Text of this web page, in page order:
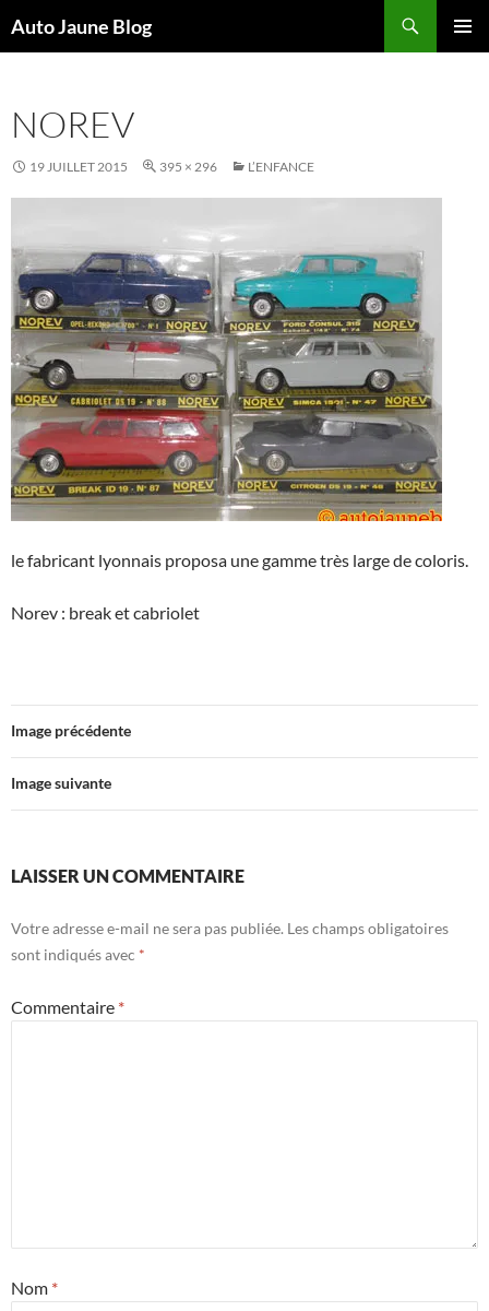
Auto Jaune Blog
NOREV
19 JUILLET 2015 395 × 296 L’ENFANCE
le fabricant lyonnais proposa une gamme très large de coloris.
Norev : break et cabriolet
Image précédente
Image suivante
LAISSER UN COMMENTAIRE
Votre adresse e-mail ne sera pas publiée. Les champs obligatoires
sont indiqués avec *
Commentaire *
Nom *